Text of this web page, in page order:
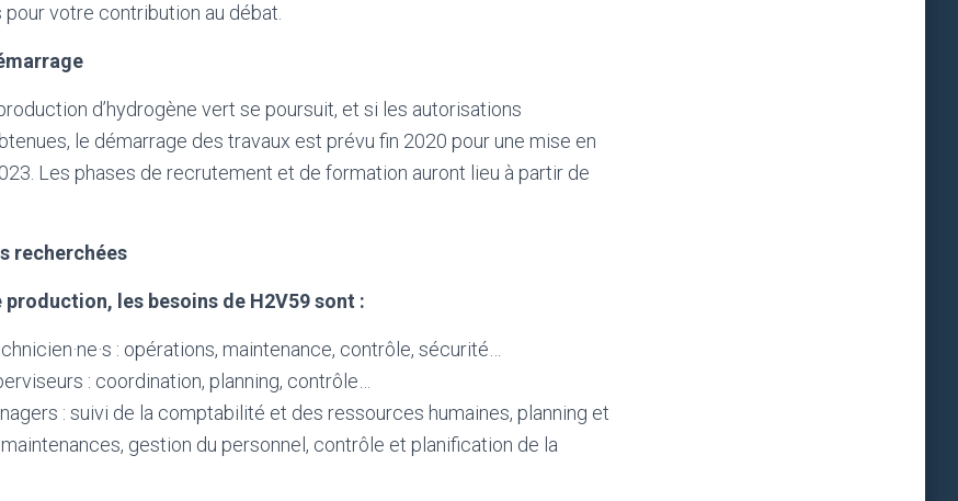
votre contribution au débat.
d’hydrogène vert se poursuit, et si les autorisations
le démarrage des travaux est prévu fin 2020 pour une mise en
Les phases de recrutement et de formation auront lieu à partir de
recherchées
les besoins de H2V59 sont :
: opérations, maintenance, contrôle, sécurité…
: coordination, planning, contrôle…
: suivi de la comptabilité et des ressources humaines, planning et
gestion du personnel, contrôle et planification de la